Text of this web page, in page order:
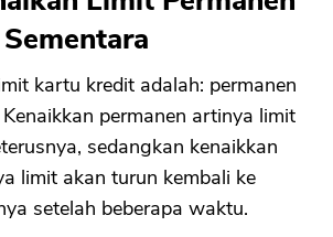
kartu kredit adalah: permanen
permanen artinya limit
sedangkan kenaikkan
limit akan turun kembali ke
setelah beberapa waktu.